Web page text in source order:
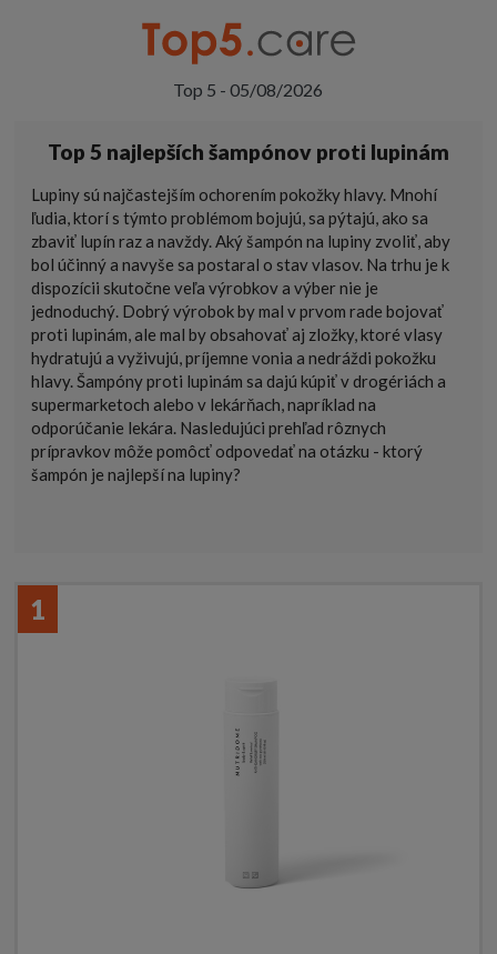
Top 5 - 05/08/2026
Top 5 najlepších šampónov proti lupinám
Lupiny sú najčastejším ochorením pokožky hlavy. Mnohí
ľudia, ktorí s týmto problémom bojujú, sa pýtajú, ako sa
zbaviť lupín raz a navždy. Aký šampón na lupiny zvoliť, aby
bol účinný a navyše sa postaral o stav vlasov. Na trhu je k
dispozícii skutočne veľa výrobkov a výber nie je
jednoduchý. Dobrý výrobok by mal v prvom rade bojovať
proti lupinám, ale mal by obsahovať aj zložky, ktoré vlasy
hydratujú a vyživujú, príjemne vonia a nedráždi pokožku
hlavy. Šampóny proti lupinám sa dajú kúpiť v drogériách a
supermarketoch alebo v lekárňach, napríklad na
odporúčanie lekára. Nasledujúci prehľad rôznych
prípravkov môže pomôcť odpovedať na otázku - ktorý
šampón je najlepší na lupiny?
1